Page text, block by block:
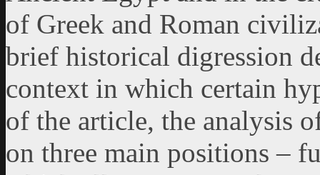
of Greek and Roman
brief historical digression
context in which certain
of the article, the analysis
on three main positions –